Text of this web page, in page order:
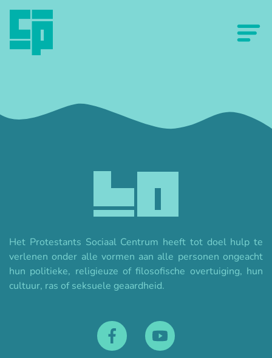
Het Protestants Sociaal Centrum heeft tot doel hulp te
verlenen onder alle vormen aan alle personen ongeacht
hun politieke, religieuze of filosofische overtuiging, hun
cultuur, ras of seksuele geaardheid.